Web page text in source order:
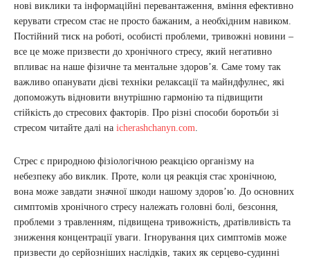
нові виклики та інформаційні перевантаження, вміння ефективно
керувати стресом стає не просто бажаним, а необхідним навиком.
Постійний тиск на роботі, особисті проблеми, тривожні новини –
все це може призвести до хронічного стресу, який негативно
впливає на наше фізичне та ментальне здоров’я. Саме тому так
важливо опанувати дієві техніки релаксації та майндфулнес, які
допоможуть відновити внутрішню гармонію та підвищити
стійкість до стресових факторів. Про різні способи боротьби зі
стресом читайте далі на icherashchanyn.com.
Стрес є природною фізіологічною реакцією організму на
небезпеку або виклик. Проте, коли ця реакція стає хронічною,
вона може завдати значної шкоди нашому здоров’ю. До основних
симптомів хронічного стресу належать головні болі, безсоння,
проблеми з травленням, підвищена тривожність, дратівливість та
зниження концентрації уваги. Ігнорування цих симптомів може
призвести до серйозніших наслідків, таких як серцево-судинні